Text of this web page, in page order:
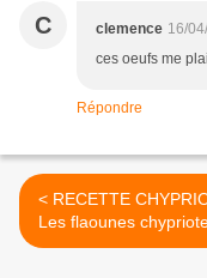
C clemence 16/
ces oeufs me
Répondre
< RECETTE CHYPRIOTE :
Les flaounes
Pâques